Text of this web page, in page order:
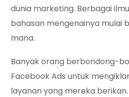
dunia marketing. Berbagai
bahasan mengenainya mulai
mana.
Banyak orang berbondong-
Facebook Ads untuk
layanan yang mereka